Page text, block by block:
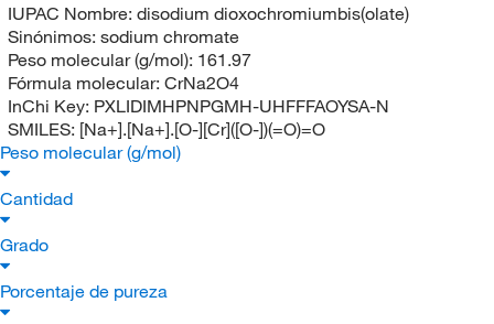
IUPAC Nombre: disodium dioxochromiumbis(olate)
Sinónimos: sodium chromate
Peso molecular (g/mol): 161.97
Fórmula molecular: CrNa2O4
InChi Key: PXLIDIMHPNPGMH-UHFFFAOYSA-N
SMILES: [Na+].[Na+].[O-][Cr]([O-])(=O)=O
Peso molecular (g/mol)
Cantidad
Grado
Porcentaje de pureza